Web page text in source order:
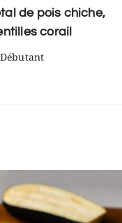
de pois chiche,
corail
Débutant